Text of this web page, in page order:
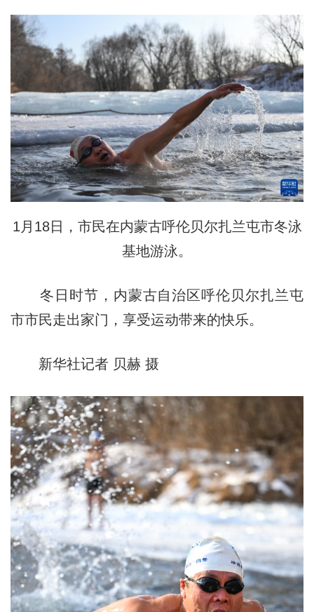
1月18日，市民在内蒙古呼伦贝尔扎兰屯市冬泳
基地游泳。
冬日时节，内蒙古自治区呼伦贝尔扎兰屯
市市民走出家门，享受运动带来的快乐。
新华社记者 贝赫 摄